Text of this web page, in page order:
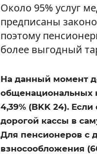
Около 95% услуг
предписаны
поэтому
более выгодный
На данный момент
общенациональных
4,39% (BKK 24).
дорогой кассы в
Для пенсионеров с
взносообложения